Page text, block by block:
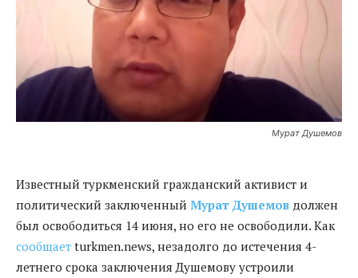
Мурат Душемов
Известный туркменский гражданский активист и
политический заключенный Мурат Душемов должен
был освободиться 14 июня, но его не освободили. Как
сообщает turkmen.news, незадолго до истечения 4-
летнего срока заключения Душемову устроили